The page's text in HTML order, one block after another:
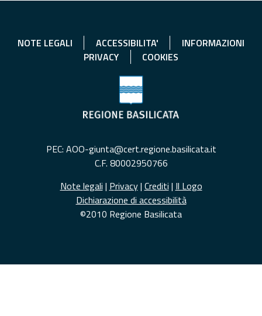
NOTE LEGALI ACCESSIBILITA'
INFORMAZIONI
PRIVACY
COOKIES
PEC: AOO-giunta@cert.regione.basilicata.it
C.F. 80002950766
Note legali | Privacy| Crediti | Il Logo
Dichiarazione di accessibilità
©2010 Regione Basilicata